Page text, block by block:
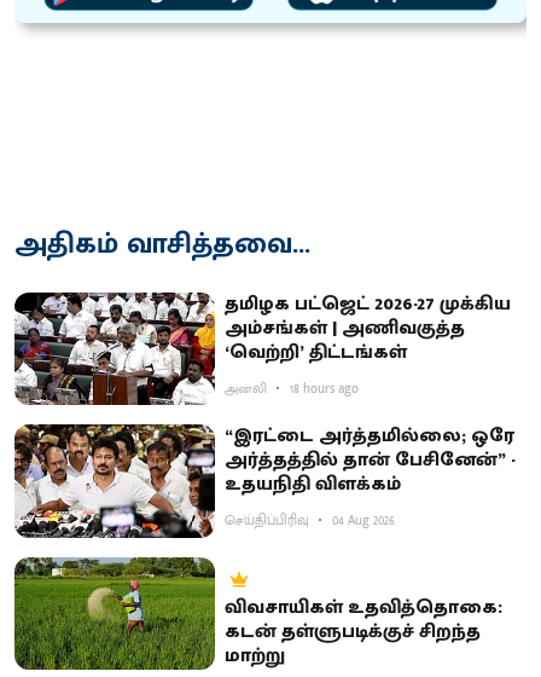
அதிகம் வாசித்தவை...
தமிழக பட்ஜெட் 2026-27 முக்கிய
அம்சங்கள் | அணிவகுத்த
‘வெற்றி’ திட்டங்கள்
அனலி 18 hours ago
“இரட்டை அர்த்தமில்லை; ஒரே
அர்த்தத்தில் தான் பேசினேன்” -
உதயநிதி விளக்கம்
செய்திப்பிரிவு 04 Aug 2026
விவசாயிகள் உதவித்தொகை:
கடன் தள்ளுபடிக்குச் சிறந்த
மாற்று